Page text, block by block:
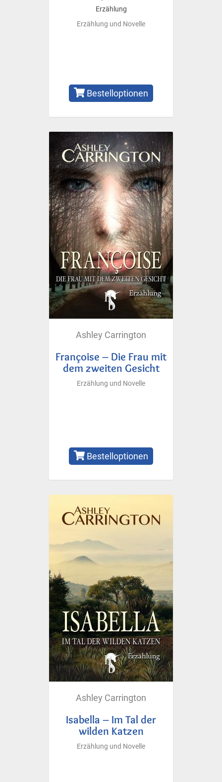
Erzählung
Erzählung und Novelle
Bestelloptionen
Ashley Carrington
Françoise – Die Frau mit
dem zweiten Gesicht
Erzählung und Novelle
Bestelloptionen
Ashley Carrington
Isabella – Im Tal der
wilden Katzen
Erzählung und Novelle